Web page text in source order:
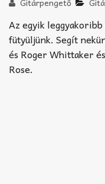
TABok
Improvizáció
Az egyik
fütyüljünk. Segít
és Roger Whittaker
Rose.